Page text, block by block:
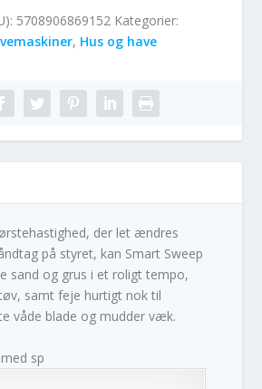
5708906869152 Kategorier:
, Hus og have
der let ændres
på styret, kan Smart Sweep
sand og grus i et roligt tempo,
samt feje hurtigt nok til
våde blade og mudder væk.
sp